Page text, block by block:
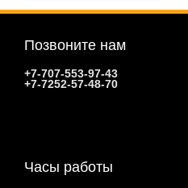
Позвоните нам
+7-707-553-97-43
+7-7252-57-48-70
Часы работы